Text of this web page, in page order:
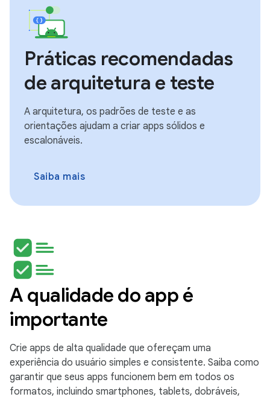
Práticas recomendadas
de arquitetura e teste
A arquitetura, os padrões de teste e as
orientações ajudam a criar apps sólidos e
escalonáveis.
Saiba mais
A qualidade do app é
importante
Crie apps de alta qualidade que ofereçam uma
experiência do usuário simples e consistente. Saiba como
garantir que seus apps funcionem bem em todos os
formatos, incluindo smartphones, tablets, dobráveis,